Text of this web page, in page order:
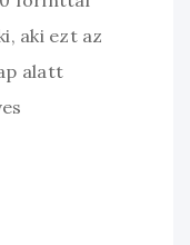
aki ezt az
alatt